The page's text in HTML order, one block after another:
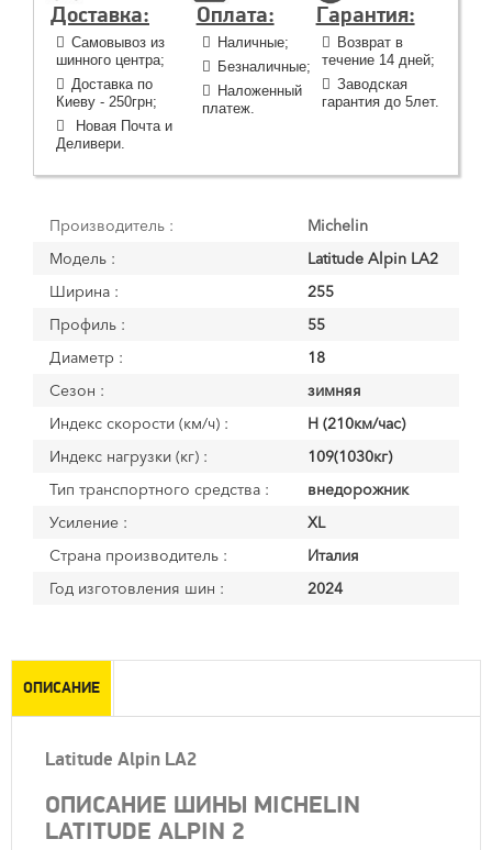
Доставка:
Самовывоз из
шинного центра;
Доставка по
Киеву - 250грн;
Новая Почта и
Деливери.
Оплата:
Наличные;
Безналичные;
Наложенный
платеж.
Гарантия:
Возврат в
течение 14 дней;
Заводская
гарантия до 5лет.
Производитель :
Michelin
Модель :
Latitude Alpin LA2
Ширина :
255
Профиль :
55
Диаметр :
18
Сезон :
зимняя
Индекс скорости (км/ч) :
H (210км/час)
Индекс нагрузки (кг) :
109(1030кг)
Тип транспортного средства :
внедорожник
Усиление :
XL
Страна производитель :
Италия
Год изготовления шин :
2024
ОПИСАНИЕ
Latitude Alpin LA2
ОПИСАНИЕ ШИНЫ MICHELIN
LATITUDE ALPIN 2